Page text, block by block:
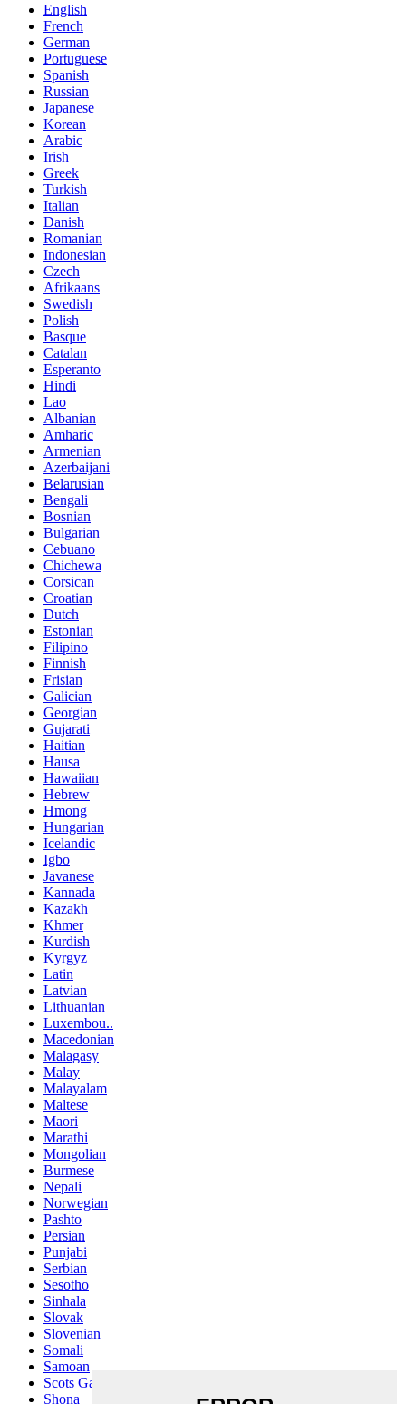
English
French
German
Portuguese
Spanish
Russian
Japanese
Korean
Arabic
Irish
Greek
Turkish
Italian
Danish
Romanian
Indonesian
Czech
Afrikaans
Swedish
Polish
Basque
Catalan
Esperanto
Hindi
Lao
Albanian
Amharic
Armenian
Azerbaijani
Belarusian
Bengali
Bosnian
Bulgarian
Cebuano
Chichewa
Corsican
Croatian
Dutch
Estonian
Filipino
Finnish
Frisian
Galician
Georgian
Gujarati
Haitian
Hausa
Hawaiian
Hebrew
Hmong
Hungarian
Icelandic
Igbo
Javanese
Kannada
Kazakh
Khmer
Kurdish
Kyrgyz
Latin
Latvian
Lithuanian
Luxembou..
Macedonian
Malagasy
Malay
Malayalam
Maltese
Maori
Marathi
Mongolian
Burmese
Nepali
Norwegian
Pashto
Persian
Punjabi
Serbian
Sesotho
Sinhala
Slovak
Slovenian
Somali
Samoan
Scots Gaelic
Shona